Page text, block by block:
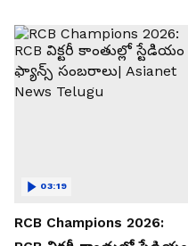
RCB Champions 2026:
03:19